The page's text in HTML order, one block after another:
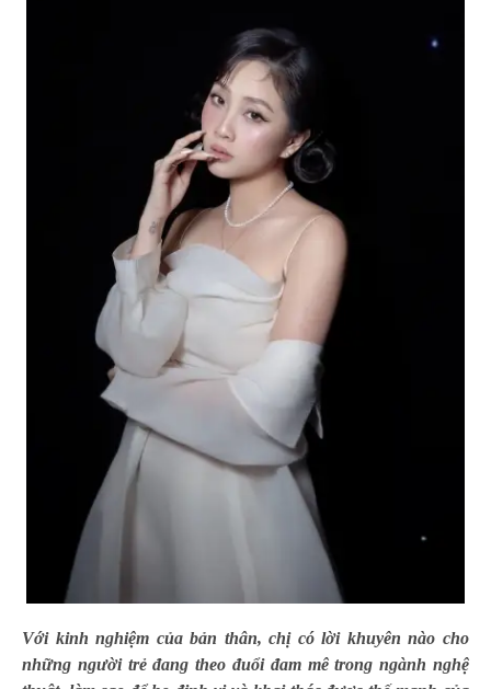
Với kinh nghiệm của bản thân, chị có lời khuyên nào cho
những người trẻ đang theo đuổi đam mê trong ngành nghệ